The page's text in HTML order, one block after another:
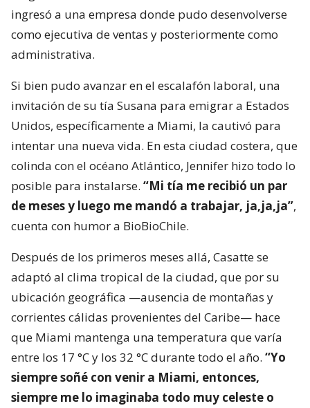
ingresó a una empresa donde pudo desenvolverse
como ejecutiva de ventas y posteriormente como
administrativa.
Si bien pudo avanzar en el escalafón laboral, una
invitación de su tía Susana para emigrar a Estados
Unidos, específicamente a Miami, la cautivó para
intentar una nueva vida. En esta ciudad costera, que
colinda con el océano Atlántico, Jennifer hizo todo lo
posible para instalarse. “Mi tía me recibió un par
de meses y luego me mandó a trabajar, ja,ja,ja”,
cuenta con humor a BioBioChile.
Después de los primeros meses allá, Casatte se
adaptó al clima tropical de la ciudad, que por su
ubicación geográfica —ausencia de montañas y
corrientes cálidas provenientes del Caribe— hace
que Miami mantenga una temperatura que varía
entre los 17 °C y los 32 °C durante todo el año. “Yo
siempre soñé con venir a Miami, entonces,
siempre me lo imaginaba todo muy celeste o